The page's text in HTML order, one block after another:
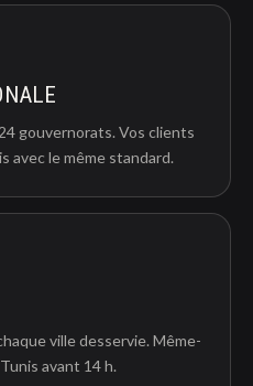
gouvernorats. Vos clients
avec le même standard.
ville desservie. Même-
avant 14 h.